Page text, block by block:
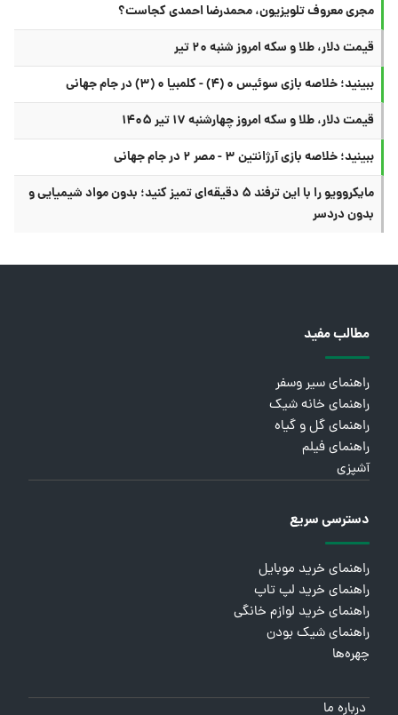
مجری معروف تلویزیون، محمدرضا احمدی کجاست؟
قیمت دلار، طلا و سکه امروز شنبه ۲۰ تیر
ببینید؛ خلاصه بازی سوئیس ۰ (۴) - کلمبیا ۰ (۳) در جام جهانی
قیمت دلار، طلا و سکه امروز چهارشنبه ۱۷ تیر ۱۴۰۵
ببینید؛ خلاصه بازی آرژانتین ۳ - مصر ۲ در جام جهانی
مایکروویو را با این ترفند ۵ دقیقه‌ای تمیز کنید؛ بدون مواد شیمیایی و
بدون دردسر
مطالب مفید
راهنمای سیر وسفر
راهنمای خانه شیک
راهنمای گل و گیاه
راهنمای فیلم
آشپزی
دسترسی سریع
راهنمای خرید موبایل
راهنمای خرید لپ تاپ
راهنمای خرید لوازم خانگی
راهنمای شیک بودن
چهره‌ها
درباره ما